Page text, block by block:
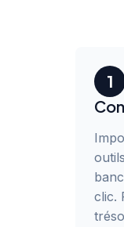
1
clic.